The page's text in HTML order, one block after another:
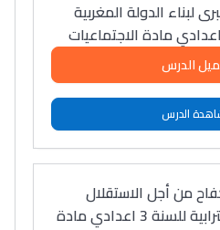
لبناء الدولة المغربية
الدرس
الدرس
من أجل الاستقلال
وإتمام الوحدة الترابية للسنة 3 اعدادي مادة